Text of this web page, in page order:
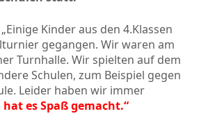
„Einige Kinder aus den 4.Klassen
gegangen. Wir waren am
Turnhalle. Wir spielten auf dem
Schulen, zum Beispiel gegen
Leider haben wir immer
es Spaß gemacht.“